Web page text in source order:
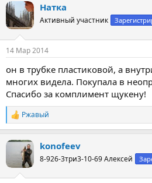
к
ц
и
Натка
Активный участник
14 Мар 2014
он в трубке пластиковой, а
многих видела. Покупала в
Спасибо за комплимент щукену!
Р
е
ц
и
Ржавый
konofeev
8-926-3три3-10-69 Алексей